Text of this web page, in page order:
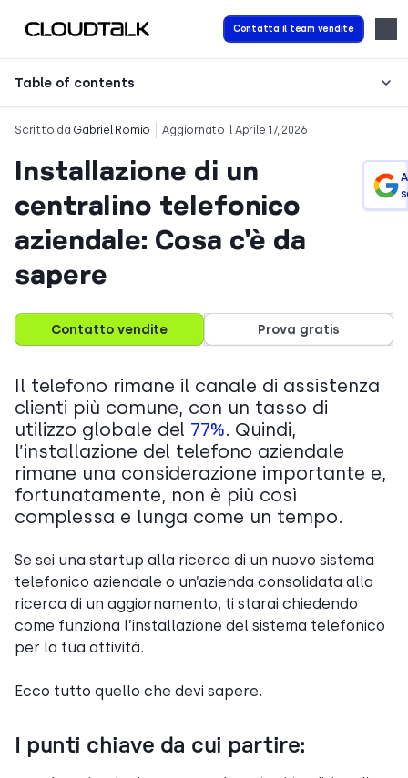
Contatta il team vendite
Table of contents
Scritto da Gabriel Romio Aggiornato il Aprile 17, 2026
Installazione di un
centralino telefonico
aziendale: Cosa c'è da
sapere
Contatto vendite Prova gratis
Il telefono rimane il canale di assistenza
clienti più comune, con un tasso di
utilizzo globale del 77%. Quindi,
l’installazione del telefono aziendale
rimane una considerazione importante e,
fortunatamente, non è più così
complessa e lunga come un tempo.
Se sei una startup alla ricerca di un nuovo sistema
telefonico aziendale o un’azienda consolidata alla
ricerca di un aggiornamento, ti starai chiedendo
come funziona l’installazione del sistema telefonico
per la tua attività.
Ecco tutto quello che devi sapere.
I punti chiave da cui partire: